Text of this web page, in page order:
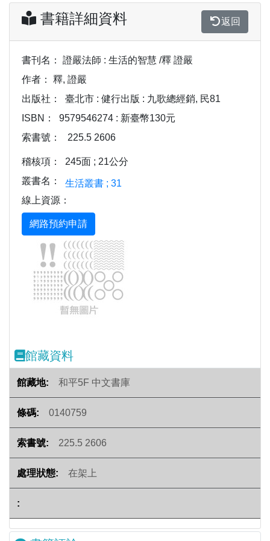
書籍詳細資料 返回
書刊名：
證嚴法師 : 生活的智慧 /釋 證嚴
作者：
釋, 證嚴
出版社：
臺北市 : 健行出版 : 九歌總經銷, 民81
ISBN：
9579546274 : 新臺幣130元
索書號：
225.5 2606
稽核項：
245面 ; 21公分
叢書名：
生活叢書 ; 31
線上資源：
Previous
館藏資料
和平5F 中文書庫
0140759
225.5 2606
在架上